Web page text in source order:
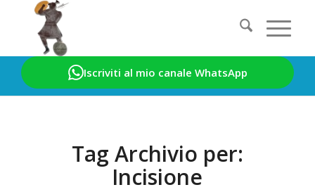
Home / Incisione
Tag Archivio per:
Incisione
Iscriviti al mio canale WhatsApp